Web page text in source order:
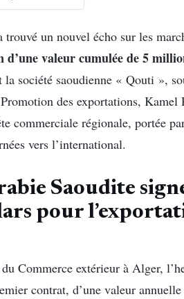
trouvé un nouvel écho sur les
valeur cumulée de 5
la société saoudienne « Qouti »,
des exportations, Kamel
commerciale régionale, portée
vers l’international.
Saoudite
pour
Commerce extérieur à Alger,
contrat, d’une valeur annuelle